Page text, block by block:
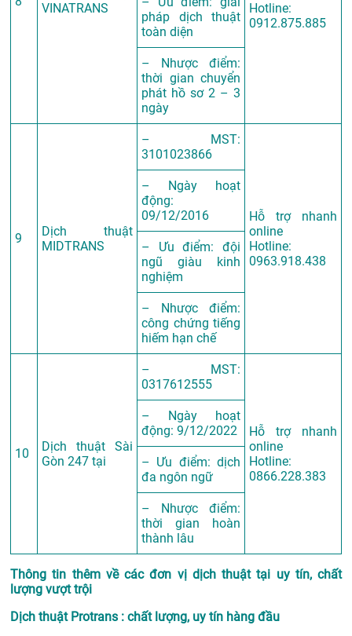
VINATRANS
Hotline:
0912.875.885
pháp dịch thuật
toàn diện
– Nhược điểm:
thời gian chuyển
phát hồ sơ 2 – 3
ngày
9
Dịch thuật
MIDTRANS
– MST:
3101023866
Hỗ trợ nhanh
online
Hotline:
0963.918.438
– Ngày hoạt
động:
09/12/2016
– Ưu điểm: đội
ngũ giàu kinh
nghiệm
– Nhược điểm:
công chứng tiếng
hiếm hạn chế
10
Dịch thuật Sài
Gòn 247 tại
– MST:
0317612555
Hỗ trợ nhanh
online
Hotline:
0866.228.383
– Ngày hoạt
động: 9/12/2022
– Ưu điểm: dịch
đa ngôn ngữ
– Nhược điểm:
thời gian hoàn
thành lâu
Thông tin thêm về các đơn vị dịch thuật tại uy tín, chất
lượng vượt trội
Dịch thuật Protrans : chất lượng, uy tín hàng đầu